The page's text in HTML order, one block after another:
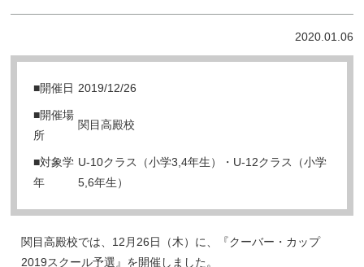
2020.01.06
■開催日 2019/12/26
■開催場
所
関目高殿校
■対象学
年
U-10クラス（小学3,4年生）・U-12クラス（小学
5,6年生）
関目高殿校では、12月26日（木）に、『クーバー・カップ
2019スクール予選』を開催しました。